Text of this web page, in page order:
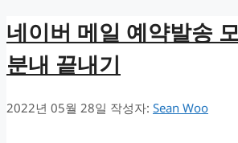
네이버 메일 예약발송
분내 끝내기
2022년 05월 28일 작성자: Sean Woo